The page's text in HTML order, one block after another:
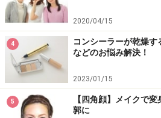
■ガイドオススメのコスメ
ジェリーアイカラー N
ジルスチュアート ジェリーア
2200円
2020/04/15
4
コンシーラーが乾燥
などのお悩み解決！
2023/01/15
5
【四角顔】メイクで
郭に